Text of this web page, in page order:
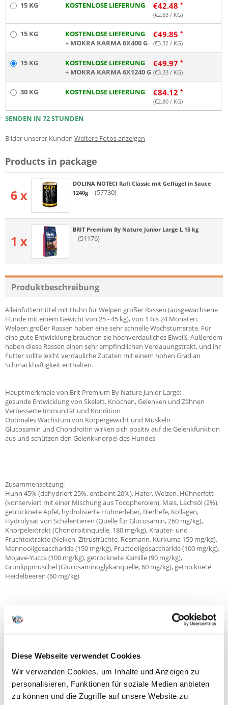
Diese Webseite verwendet Cookies
Wir verwenden Cookies, um Inhalte und Anzeigen zu
personalisieren, Funktionen für soziale Medien anbieten
zu können und die Zugriffe auf unsere Website zu
15 KG KOSTENLOSE LIEFERUNG €42.48
(€2.83 / KG)
15 KG
KOSTENLOSE LIEFERUNG
+ MOKRA KARMA 6X400 G
€49.85
(€3.32 / KG)
15 KG
KOSTENLOSE LIEFERUNG
+ MOKRA KARMA 6X1240 G
€49.97
(€3.33 / KG)
30 KG KOSTENLOSE LIEFERUNG €84.12
(€2.80 / KG)
SENDEN IN 72 STUNDEN
Bilder unserer Kunden Weitere Fotos anzeigen
Products in package
6 x
DOLINA NOTECI Rafi Classic mit Geflügel in Sauce
1240g
(57730)
1 x
BRIT Premium By Nature Junior Large L 15 kg
(51176)
Produktbeschreibung
Alleinfuttermittel mit Huhn für Welpen großer Rassen (ausgewachsene
Hunde mit einem Gewicht von 25 - 45 kg), von 1 bis 24 Monaten.
Welpen großer Rassen haben eine sehr schnelle Wachstumsrate. Für
eine gute Entwicklung brauchen sie hochverdauliches Eiweiß. Außerdem
haben diese Rassen einen sehr empfindlichen Verdauungstrakt, und ihr
Futter sollte leicht verdauliche Zutaten mit einem hohen Grad an
Schmackhaftigkeit enthalten.
Hauptmerkmale von Brit Premium By Nature Junior Large:
gesunde Entwicklung von Skelett, Knochen, Gelenken und Zähnen
Verbesserte Immunität und Kondition
Optimales Wachstum von Körpergewicht und Muskeln
Glucosamin und Chondroitin wirken sich positiv auf die Gelenkfunktion
aus und schützen den Gelenkknorpel des Hundes
Zusammensetzung:
Huhn 45% (dehydriert 25%, entbeint 20%), Hafer, Weizen, Hühnerfett
(konserviert mit einer Mischung aus Tocopherolen), Mais, Lachsöl (2%),
getrocknete Äpfel, hydrolisierte Hühnerleber, Bierhefe, Kollagen,
Hydrolysat von Schalentieren (Quelle für Glucosamin, 260 mg/kg),
Knorpelextrakt (Chondroitinquelle, 180 mg/kg), Kräuter- und
Fruchtextrakte (Nelken, Zitrusfrüchte, Rosmarin, Kurkuma 150 mg/kg),
Mannooligosaccharide (150 mg/kg), Fructooligosaccharide (100 mg/kg),
Mojave-Yucca (100 mg/kg), getrocknete Kamille (90 mg/kg),
Grünlippmuschel (Glucosaminoglykanquelle, 60 mg/kg), getrocknete
Heidelbeeren (60 mg/kg)
Rohes Eiweiß: 28,0%, Fett: 16,0%, Feuchtigkeit: 10,0%, Asche: 7,2%,
Nahrungsergänzungsmittel pro 1 kg:
Vitamin A (3a672a): 20 000 IU, Vitamin D3 (E671): 1200 IU, Vitamin E (α-
Tocopherol) (3a700): 500 mg, Biotin (3a880): 0,6 mg, Cholinchlorid